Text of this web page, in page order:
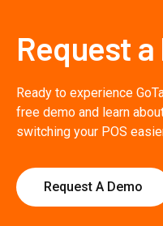
Request a
Ready to experience
free demo and learn
switching your POS
Request A Demo